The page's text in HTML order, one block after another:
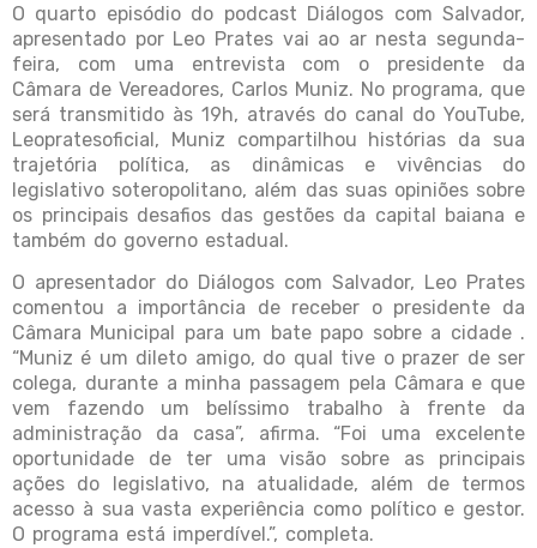
O quarto episódio do podcast Diálogos com Salvador,
apresentado por Leo Prates vai ao ar nesta segunda-
feira, com uma entrevista com o presidente da
Câmara de Vereadores, Carlos Muniz. No programa, que
será transmitido às 19h, através do canal do YouTube,
Leopratesoficial, Muniz compartilhou histórias da sua
trajetória política, as dinâmicas e vivências do
legislativo soteropolitano, além das suas opiniões sobre
os principais desafios das gestões da capital baiana e
também do governo estadual.
O apresentador do Diálogos com Salvador, Leo Prates
comentou a importância de receber o presidente da
Câmara Municipal para um bate papo sobre a cidade .
“Muniz é um dileto amigo, do qual tive o prazer de ser
colega, durante a minha passagem pela Câmara e que
vem fazendo um belíssimo trabalho à frente da
administração da casa”, afirma. “Foi uma excelente
oportunidade de ter uma visão sobre as principais
ações do legislativo, na atualidade, além de termos
acesso à sua vasta experiência como político e gestor.
O programa está imperdível.”, completa.